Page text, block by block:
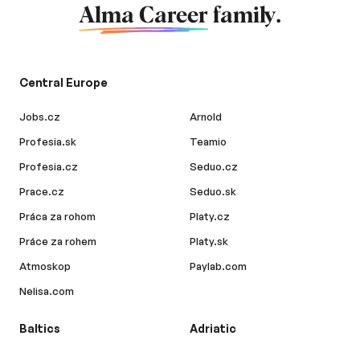
Alma Career family.
Central Europe
Jobs.cz
Profesia.sk
Profesia.cz
Prace.cz
Práca za rohom
Práce za rohem
Atmoskop
Nelisa.com
Arnold
Teamio
Seduo.cz
Seduo.sk
Platy.cz
Platy.sk
Paylab.com
Baltics Adriatic